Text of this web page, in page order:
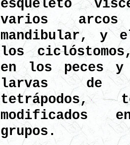
esqueleto
varios
mandibular, y
los
en los peces y
larvas de
tetrápodos,
modificados
grupos.